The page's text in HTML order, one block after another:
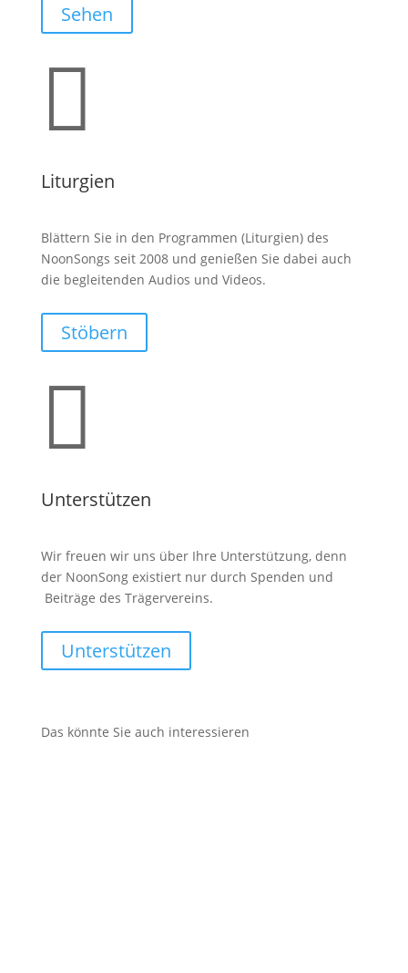
Sehen

Liturgien
Blättern Sie in den Programmen (Liturgien) des
NoonSongs seit 2008 und genießen Sie dabei auch
die begleitenden Audios und Videos.
Stöbern

Unterstützen
Wir freuen wir uns über Ihre Unterstützung, denn
der NoonSong existiert nur durch Spenden und
Beiträge des Trägervereins.
Unterstützen
Das könnte Sie auch interessieren